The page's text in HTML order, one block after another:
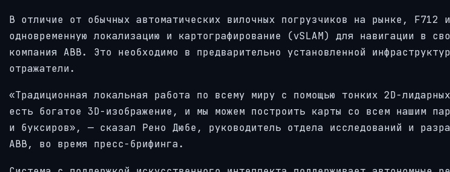
В отличие от обычных автоматических вилочных погрузчиков на рынке, F712
одновременную локализацию и картографирование (vSLAM) для навигации в
компания ABB. Это необходимо в предварительно установленной
отражатели.
«Традиционная локальная работа по всему миру с помощью тонких 2D-
есть богатое 3D-изображение, и мы можем построить карты со всем нашим
и буксиров», — сказал Рено Дюбе, руководитель отдела исследований и
ABB, во время пресс-брифинга.